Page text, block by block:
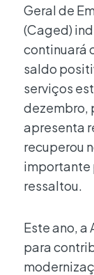
Geral de
(Caged)
continuará
saldo
serviços
dezembro,
apresenta
recuperou
importante
ressaltou.
Este ano,
para